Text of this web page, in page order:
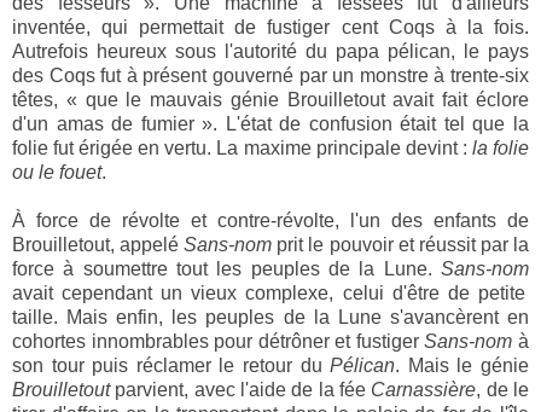
inventée, qui permettait de fustiger cent Coqs à la fois.
Autrefois heureux sous l'autorité du papa pélican, le pays
des Coqs fut à présent gouverné par un monstre à trente-six
têtes, « que le mauvais génie Brouilletout avait fait éclore
d'un amas de fumier ». L'état de confusion était tel que la
folie fut érigée en vertu. La maxime principale devint : la folie
ou le fouet.
À force de révolte et contre-révolte, l'un des enfants de
Brouilletout, appeléSans-nom prit le pouvoir et réussit par la
force à soumettre tout les peuples de la Lune. Sans-nom
avait cependant un vieux complexe, celui d'être de petite
taille. Mais enfin, les peuples de la Lune s'avancèrent en
cohortes innombrables pour détrôner et fustigerSans-nom à
son tour puis réclamer le retour duPélican. Mais le génie
Brouilletoutparvient, avec l'aide de la fée Carnassière, de le